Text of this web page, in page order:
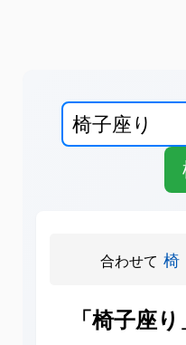
合わせて 椅
「椅子座